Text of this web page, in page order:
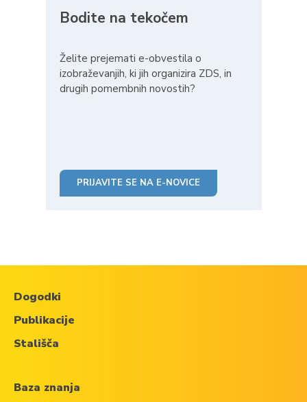
Bodite na tekočem
Želite prejemati e-obvestila o
izobraževanjih, ki jih organizira ZDS, in
drugih pomembnih novostih?
PRIJAVITE SE NA E-NOVICE
Dogodki
Publikacije
Stališča
Baza znanja